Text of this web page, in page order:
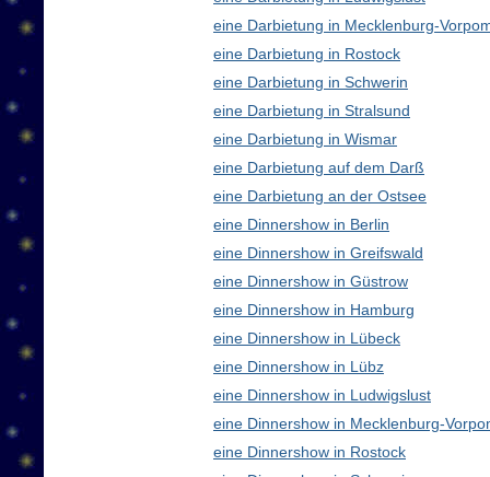
eine Darbietung in Mecklenburg-
eine Darbietung in Rostock
eine Darbietung in Schwerin
eine Darbietung in Stralsund
eine Darbietung in Wismar
eine Darbietung auf dem Darß
eine Darbietung an der Ostsee
eine Dinnershow in Berlin
eine Dinnershow in Greifswald
eine Dinnershow in Güstrow
eine Dinnershow in Hamburg
eine Dinnershow in Lübeck
eine Dinnershow in Lübz
eine Dinnershow in Ludwigslust
eine Dinnershow in Mecklenburg-
eine Dinnershow in Rostock